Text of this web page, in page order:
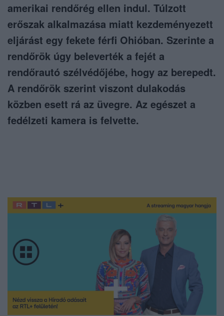
amerikai rendőrég ellen indul. Túlzott
erőszak alkalmazása miatt kezdeményezett
eljárást egy fekete férfi Ohióban. Szerinte a
rendőrök úgy beleverték a fejét a
rendőrautó szélvédőjébe, hogy az berepedt.
A rendőrök szerint viszont dulakodás
közben esett rá az üvegre. Az egészet a
fedélzeti kamera is felvette.